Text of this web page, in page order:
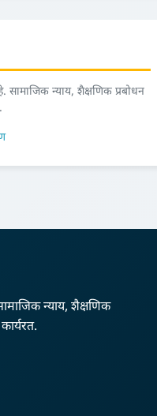
सामाजिक न्याय, शैक्षणिक प्रबोधन
न्याय, शैक्षणिक